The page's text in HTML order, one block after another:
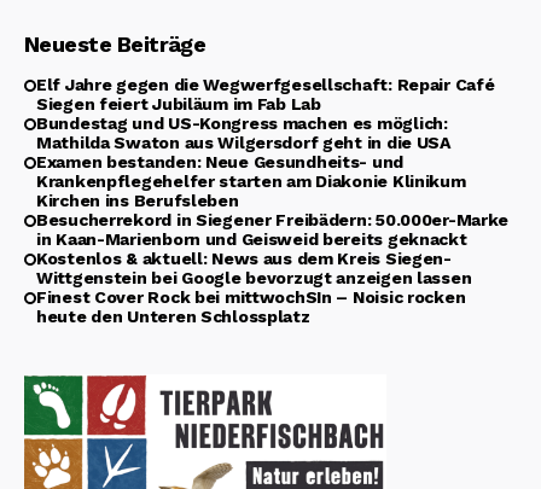
Neueste Beiträge
Elf Jahre gegen die Wegwerfgesellschaft: Repair Café
Siegen feiert Jubiläum im Fab Lab
Bundestag und US-Kongress machen es möglich:
Mathilda Swaton aus Wilgersdorf geht in die USA
Examen bestanden: Neue Gesundheits- und
Krankenpflegehelfer starten am Diakonie Klinikum
Kirchen ins Berufsleben
Besucherrekord in Siegener Freibädern: 50.000er-Marke
in Kaan-Marienborn und Geisweid bereits geknackt
Kostenlos & aktuell: News aus dem Kreis Siegen-
Wittgenstein bei Google bevorzugt anzeigen lassen
Finest Cover Rock bei mittwochSIn – Noisic rocken
heute den Unteren Schlossplatz